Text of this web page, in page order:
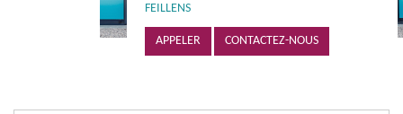
FEILLENS
APPELER CONTACTEZ-NOUS